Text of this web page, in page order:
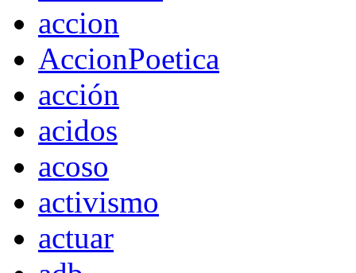
accion
AccionPoetica
acción
acidos
acoso
activismo
actuar